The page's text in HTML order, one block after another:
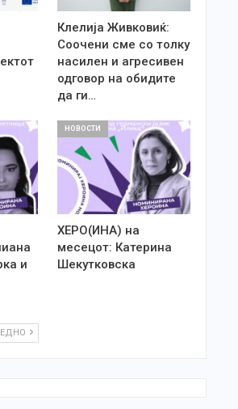
Клелија Живковиќ:
Соочени сме со толку
насилен и агресивен
одговор на обидите
да ги…
и
НОВОСТИ
ХЕРО(ИНА) на
месецот: Катерина
Шекутковска